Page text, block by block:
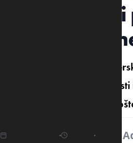
Neradni
nedjelja i
Povodom predstojećeg
rimokatoličke
ponedjeljak 21. april,